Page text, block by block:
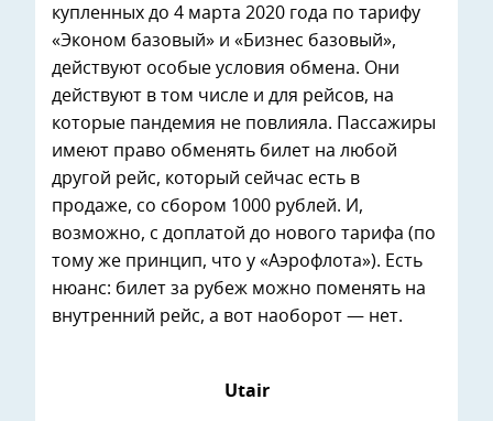
купленных до 4 марта 2020 года по тарифу
«Эконом базовый» и «Бизнес базовый»,
действуют особые условия обмена. Они
действуют в том числе и для рейсов, на
которые пандемия не повлияла. Пассажиры
имеют право обменять билет на любой
другой рейс, который сейчас есть в
продаже, со сбором 1000 рублей. И,
возможно, с доплатой до нового тарифа (по
тому же принцип, что у «Аэрофлота»). Есть
нюанс: билет за рубеж можно поменять на
внутренний рейс, а вот наоборот — нет.
Utair